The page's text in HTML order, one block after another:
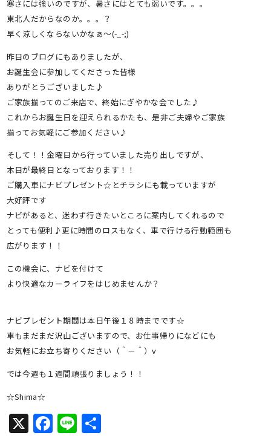
寒さには強いのですが、暑さにはとても弱いです。。。
東北人だからなのか。。。？
早く涼しくならないかなぁ～(-_-;)
昨日のブログにもありましたが、
お誕生会に参加してくださった皆様
ありがとうございました♪
ご家族揃ってのご来店で、終始にぎやかな会でした♪
これからお誕生日を迎えられるかたも、是非ご夫婦やご家族
揃ってお気軽にご参加ください♪
そして！！金曜日から行っていました売り出しですが、
本日が最終日となっております！！
ご購入車にナビプレゼント☆とチラシにも載っていますが
大好評です
ナビがあると、迷わず行きたいところに案内してくれるので
とっても便利♪更に時間のロスもなく、車で行ける行動範囲も
広がります！！
この機会に、ナビを付けて
より快適なカーライフをはじめませんか？
ナビプレゼント期間は本日午後１８時までです☆
車もまだまだ沢山ございますので、お仕事帰りになどにも
お気軽にお立ち寄りください（＾－＾）v
では今週も１週間頑張りましょう！！
☆Shima☆
X Facebook
Line共